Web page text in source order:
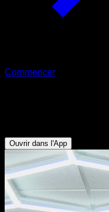
Commencer
Ouvrir dans l'App